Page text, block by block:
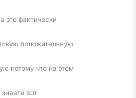
это фактически
положительную
потому что на этом
вот